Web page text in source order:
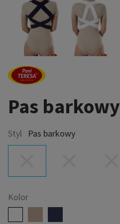
Pas barkowy
Styl Pas barkowy
Kolor